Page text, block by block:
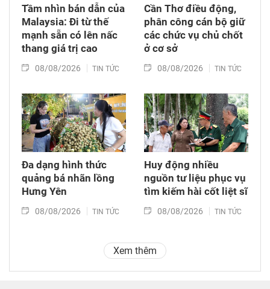
Tầm nhìn bán dẫn của
Malaysia: Đi từ thế
mạnh sẵn có lên nấc
thang giá trị cao
08/08/2026 TIN TỨC
Cần Thơ điều động,
phân công cán bộ giữ
các chức vụ chủ chốt
ở cơ sở
08/08/2026 TIN TỨC
Đa dạng hình thức
quảng bá nhãn lồng
Hưng Yên
08/08/2026 TIN TỨC
Huy động nhiều
nguồn tư liệu phục vụ
tìm kiếm hài cốt liệt sĩ
08/08/2026 TIN TỨC
Xem thêm